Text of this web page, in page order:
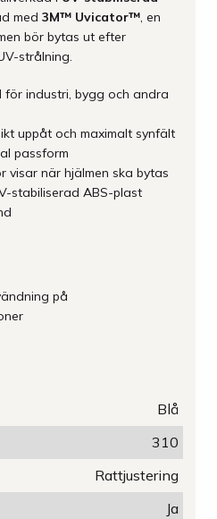
med 3M™ Uvicator™, en
bör bytas ut efter
strålning.
för industri, bygg och andra
uppåt och maximalt synfält
passform
när hjälmen ska bytas
stabiliserad ABS-plast
på
Blå
310
Rattjustering
Ja